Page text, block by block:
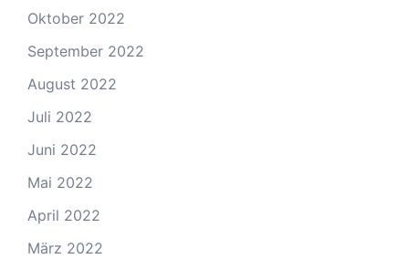
Oktober 2022
September 2022
August 2022
Juli 2022
Juni 2022
Mai 2022
April 2022
März 2022